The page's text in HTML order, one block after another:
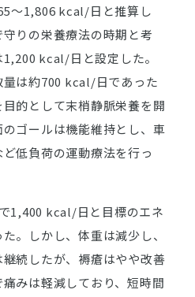
～1,806 kcal/日と推算し
りの栄養療法の時期と考
kcal/日と設定した。
量は約700 kcal/日であった
的として末梢静脈栄養を開
ゴールは機能維持とし、車
低負荷の運動療法を行っ
1,400 kcal/日と目標のエネ
。しかし、体重は減少し、
続したが、褥瘡はやや改善
みは軽減しており、短時間